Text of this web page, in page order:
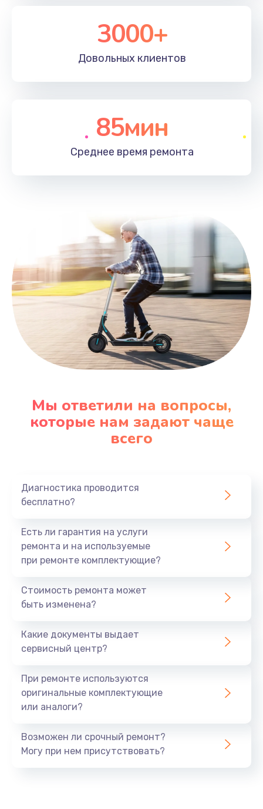
3000+
Довольных клиентов
85мин
Среднее время ремонта
Мы ответили на вопросы,
которые нам задают чаще
всего
Диагностика проводится
бесплатно?
Есть ли гарантия на услуги
ремонта и на используемые
при ремонте комплектующие?
Стоимость ремонта может
быть изменена?
Какие документы выдает
сервисный центр?
При ремонте используются
оригинальные комплектующие
или аналоги?
Возможен ли срочный ремонт?
Могу при нем присутствовать?